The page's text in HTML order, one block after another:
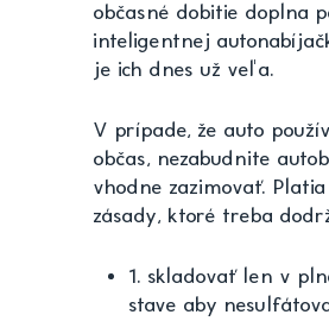
občasné dobitie doplna
inteligentnej
je ich dnes už veľa.
V prípade, že auto
občas, nezabudnite
vhodne zazimovať.
zásady, ktoré treba
1. skladovať len v
stave aby